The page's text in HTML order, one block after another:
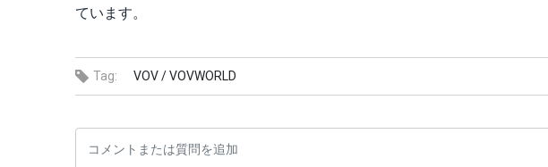
ています。
Tag: VOV /VOVWORLD